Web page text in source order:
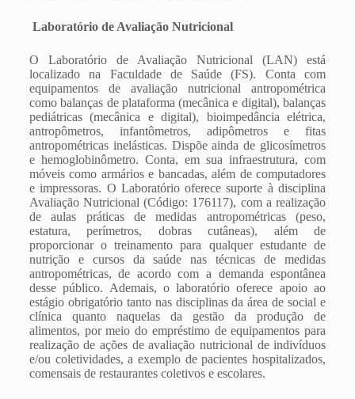
Laboratório de Avaliação Nutricional
O Laboratório de Avaliação Nutricional (LAN) está
localizado na Faculdade de Saúde (FS). Conta com
equipamentos de avaliação nutricional antropométrica
como balanças de plataforma (mecânica e digital), balanças
pediátricas (mecânica e digital), bioimpedância elétrica,
antropômetros, infantômetros, adipômetros e fitas
antropométricas inelásticas. Dispõe ainda de glicosímetros
e hemoglobinômetro. Conta, em sua infraestrutura, com
móveis como armários e bancadas, além de computadores
e impressoras. O Laboratório oferece suporte à disciplina
Avaliação Nutricional (Código: 176117), com a realização
de aulas práticas de medidas antropométricas (peso,
estatura, perímetros, dobras cutâneas), além de
proporcionar o treinamento para qualquer estudante de
nutrição e cursos da saúde nas técnicas de medidas
antropométricas, de acordo com a demanda espontânea
desse público. Ademais, o laboratório oferece apoio ao
estágio obrigatório tanto nas disciplinas da área de social e
clínica quanto naquelas da gestão da produção de
alimentos, por meio do empréstimo de equipamentos para
realização de ações de avaliação nutricional de indivíduos
e/ou coletividades, a exemplo de pacientes hospitalizados,
comensais de restaurantes coletivos e escolares.